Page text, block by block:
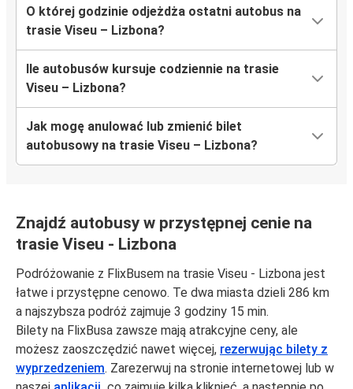
O której godzinie odjeżdża ostatni autobus na
trasie Viseu – Lizbona?
Ile autobusów kursuje codziennie na trasie
Viseu – Lizbona?
Jak mogę anulować lub zmienić bilet
autobusowy na trasie Viseu – Lizbona?
Znajdź autobusy w przystępnej cenie na
trasie Viseu - Lizbona
Podróżowanie z FlixBusem na trasie Viseu - Lizbona jest
łatwe i przystępne cenowo. Te dwa miasta dzieli 286 km
a najszybsza podróż zajmuje 3 godziny 15 min.
Bilety na FlixBusa zawsze mają atrakcyjne ceny, ale
możesz zaoszczędzić nawet więcej, rezerwując bilety z
wyprzedzeniem. Zarezerwuj na stronie internetowej lub w